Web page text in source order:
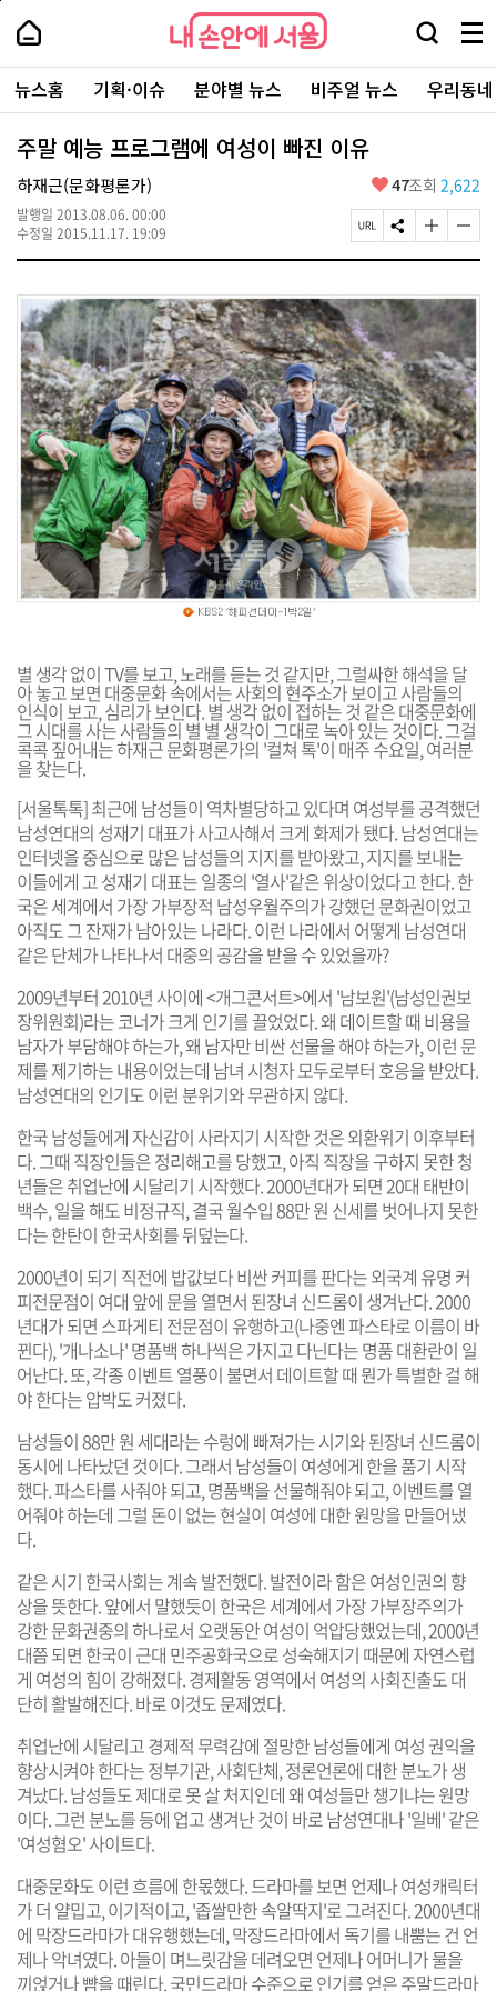
본
로
가
내
손
안
에
서
울
-
서
울
시
대
표
소
포
털
내
손
에
울
검
창
열
기
메
뉴
전
체
보
주
요
서
뉴스홈 기획·이슈 분야별 뉴스 비주얼 뉴스 우리동
주말 예능 프로그램에 여성이 빠진 이유
하재근(문화평론가)
발행일 2013.08.06. 00:00
수정일 2015.11.17. 19:09
좋
요
47조회 2,622
페
이
U
R
L
복
사
S
N
공
유
하
기
글
자
기
크
게
변
경
하
기
글
자
기
작
게
변
경
하
기
별 생각 없이 TV를 보고, 노래를 듣는 것 같지만, 그럴싸한 해석을 달
아 놓고 보면 대중문화 속에서는 사회의 현주소가 보이고 사람들의
인식이 보고, 심리가 보인다. 별 생각 없이 접하는 것 같은 대중문화에
그 시대를 사는 사람들의 별 별 생각이 그대로 녹아 있는 것이다. 그걸
콕콕 짚어내는 하재근 문화평론가의 '컬쳐 톡'이 매주 수요일, 여러분
을 찾는다.
[서울톡톡] 최근에 남성들이 역차별당하고 있다며 여성부를 공격했던
남성연대의 성재기 대표가 사고사해서 크게 화제가 됐다. 남성연대는
인터넷을 중심으로 많은 남성들의 지지를 받아왔고, 지지를 보내는
이들에게 고 성재기 대표는 일종의 '열사'같은 위상이었다고 한다. 한
국은 세계에서 가장 가부장적 남성우월주의가 강했던 문화권이었고
아직도 그 잔재가 남아있는 나라다. 이런 나라에서 어떻게 남성연대
같은 단체가 나타나서 대중의 공감을 받을 수 있었을까?
2009년부터 2010년 사이에 <개그콘서트>에서 '남보원'(남성인권보
장위원회)라는 코너가 크게 인기를 끌었었다. 왜 데이트할 때 비용을
남자가 부담해야 하는가, 왜 남자만 비싼 선물을 해야 하는가, 이런 문
제를 제기하는 내용이었는데 남녀 시청자 모두로부터 호응을 받았다.
남성연대의 인기도 이런 분위기와 무관하지 않다.
한국 남성들에게 자신감이 사라지기 시작한 것은 외환위기 이후부터
다. 그때 직장인들은 정리해고를 당했고, 아직 직장을 구하지 못한 청
년들은 취업난에 시달리기 시작했다. 2000년대가 되면 20대 태반이
백수, 일을 해도 비정규직, 결국 월수입 88만 원 신세를 벗어나지 못한
다는 한탄이 한국사회를 뒤덮는다.
2000년이 되기 직전에 밥값보다 비싼 커피를 판다는 외국계 유명 커
피전문점이 여대 앞에 문을 열면서 된장녀 신드롬이 생겨난다. 2000
년대가 되면 스파게티 전문점이 유행하고(나중엔 파스타로 이름이 바
뀐다), '개나소나' 명품백 하나씩은 가지고 다닌다는 명품 대환란이 일
어난다. 또, 각종 이벤트 열풍이 불면서 데이트할 때 뭔가 특별한 걸 해
야 한다는 압박도 커졌다.
남성들이 88만 원 세대라는 수렁에 빠져가는 시기와 된장녀 신드롬이
동시에 나타났던 것이다. 그래서 남성들이 여성에게 한을 품기 시작
했다. 파스타를 사줘야 되고, 명품백을 선물해줘야 되고, 이벤트를 열
어줘야 하는데 그럴 돈이 없는 현실이 여성에 대한 원망을 만들어냈
다.
같은 시기 한국사회는 계속 발전했다. 발전이라 함은 여성인권의 향
상을 뜻한다. 앞에서 말했듯이 한국은 세계에서 가장 가부장주의가
강한 문화권중의 하나로서 오랫동안 여성이 억압당했었는데, 2000년
대쯤 되면 한국이 근대 민주공화국으로 성숙해지기 때문에 자연스럽
게 여성의 힘이 강해졌다. 경제활동 영역에서 여성의 사회진출도 대
단히 활발해진다. 바로 이것도 문제였다.
취업난에 시달리고 경제적 무력감에 절망한 남성들에게 여성 권익을
향상시켜야 한다는 정부기관, 사회단체, 정론언론에 대한 분노가 생
겨났다. 남성들도 제대로 못 살 처지인데 왜 여성들만 챙기냐는 원망
이다. 그런 분노를 등에 업고 생겨난 것이 바로 남성연대나 '일베' 같은
'여성혐오' 사이트다.
대중문화도 이런 흐름에 한몫했다. 드라마를 보면 언제나 여성캐릭터
가 더 얄밉고, 이기적이고, '좁쌀만한 속알딱지'로 그려진다. 2000년대
에 막장드라마가 대유행했는데, 막장드라마에서 독기를 내뿜는 건 언
제나 악녀였다. 아들이 며느릿감을 데려오면 언제나 어머니가 물을
끼얹거나 뺨을 때린다. 국민드라마 수준으로 인기를 얻은 주말드라마
페
상
단
로